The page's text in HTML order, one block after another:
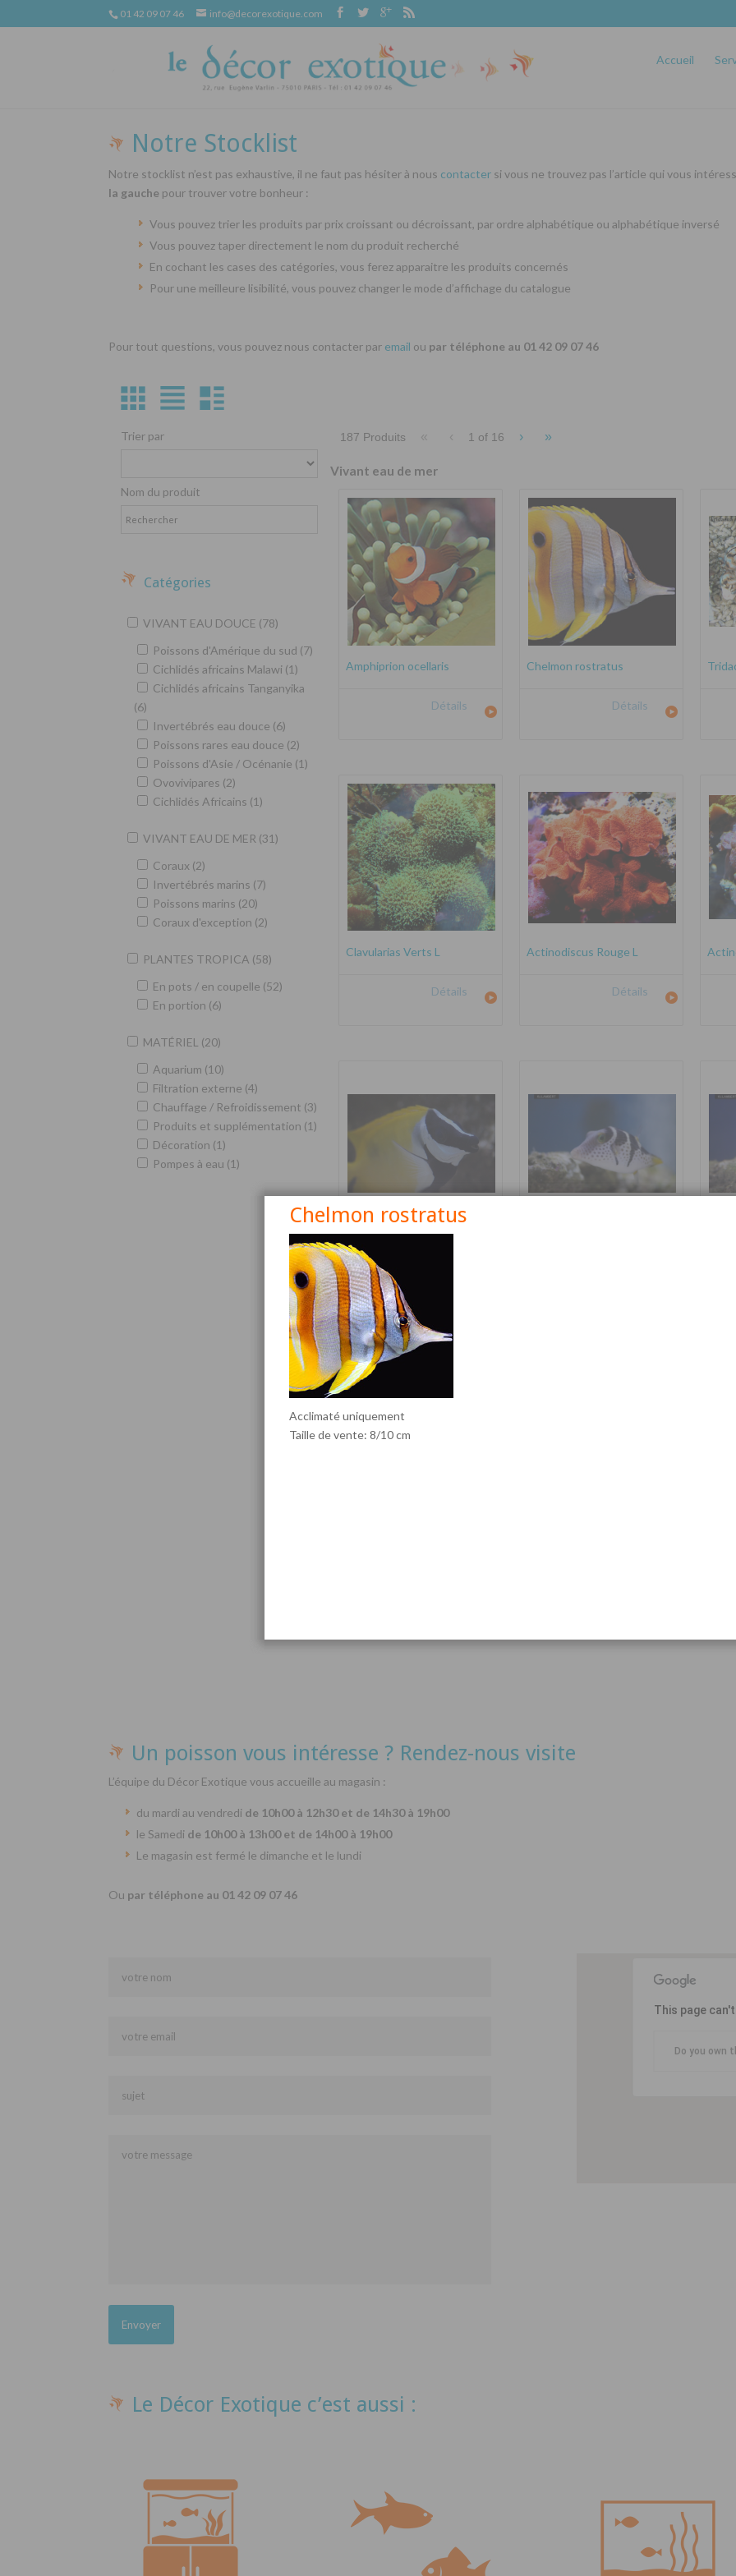
01 42 09 07 46 info@decorexotique.com
Accueil
Notre Stocklist
Notre stocklist n’est pas exhaustive, il ne faut pas hésiter à nous contacter si vous ne trouvez pas l’article qui vous
la gauche pour trouver votre bonheur :
Vous pouvez trier les produits par prix croissant ou décroissant, par ordre alphabétique ou alphabétique inversé
Vous pouvez taper directement le nom du produit recherché
En cochant les cases des catégories, vous ferez apparaitre les produits concernés
Pour une meilleure lisibilité, vous pouvez changer le mode d’affichage du catalogue
Pour tout questions, vous pouvez nous contacter par email ou par téléphone au 01 42 09 07 46
Trier par
Nom du produit
Catégories
VIVANT EAU DOUCE (78)
Poissons d'Amérique du sud (7)
Cichlidés africains Malawi (1)
Cichlidés africains Tanganyika
(6)
Invertébrés eau douce (6)
Poissons rares eau douce (2)
Poissons d'Asie / Océnanie (1)
Ovovivipares (2)
Cichlidés Africains (1)
VIVANT EAU DE MER (31)
Coraux (2)
Invertébrés marins (7)
Poissons marins (20)
Coraux d'exception (2)
PLANTES TROPICA (58)
En pots / en coupelle (52)
En portion (6)
MATÉRIEL (20)
Aquarium (10)
Filtration externe (4)
Chauffage / Refroidissement (3)
Produits et supplémentation (1)
Décoration (1)
Pompes à eau (1)
187 Produits « ‹ 1 of 16 › »
Vivant eau de mer
Amphiprion ocellaris
Détails
Chelmon rostratus
Détails
Clavularias Verts L
Détails
Actinodiscus Rouge L
Détails
Siganus vulpinus
Un poisson vous intéresse ? Rendez-nous visite
L’équipe du Décor Exotique vous accueille au magasin :
du mardi au vendredi de 10h00 à 12h30 et de 14h30 à 19h00
le Samedi de 10h00 à 13h00 et de 14h00 à 19h00
Le magasin est fermé le dimanche et le lundi
Ou par téléphone au 01 42 09 07 46
This page
Do you own
Le Décor Exotique c’est aussi :
Chelmon rostratus
Acclimaté uniquement
Taille de vente: 8/10 cm